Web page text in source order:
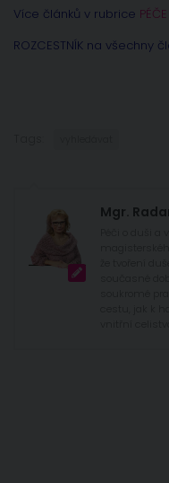
Více článků v rubrice
ROZCESTNÍK na všechny
Mgr.